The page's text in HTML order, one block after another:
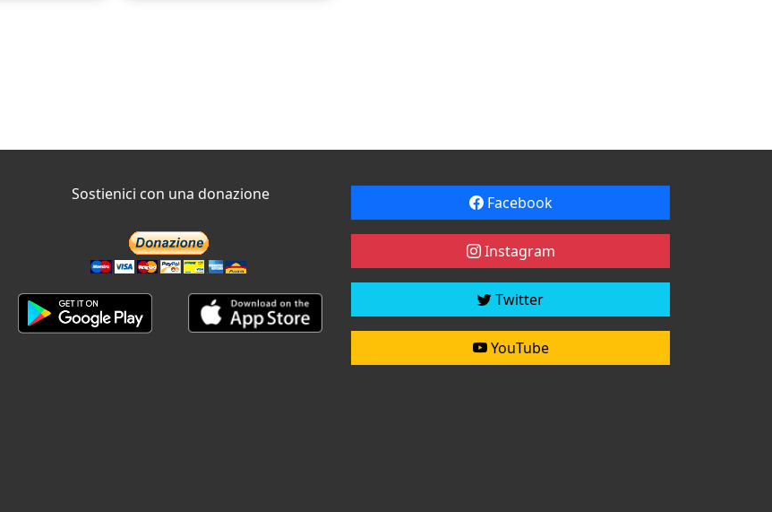
Sostienici con una donazione Facebook
Instagram
Twitter
YouTube